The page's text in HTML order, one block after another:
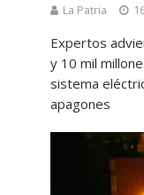
La Patria
Expertos
y 10 mil
sistema
apagones